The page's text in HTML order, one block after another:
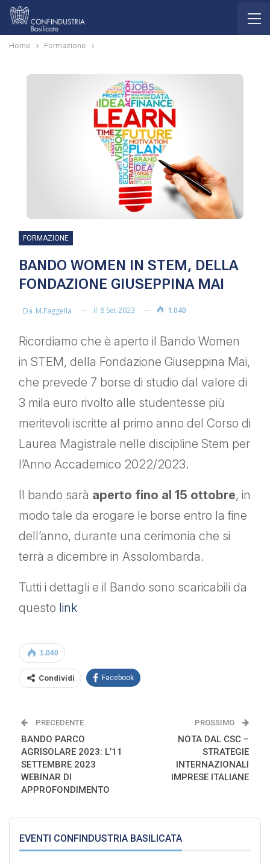
Home Formazione
FORMAZIONE
BANDO WOMEN IN STEM, DELLA
FONDAZIONE GIUSEPPINA MAI
Da M.faggella il 8 Set 2023 1.040
Ricordiamo che è aperto il Bando Women
in STEM, della Fondazione Giuseppina Mai,
che prevede 7 borse di studio dal valore di
3 mila euro rivolto alle studentesse più
meritevoli iscritte al primo anno del Corso di
Laurea Magistrale nelle discipline Stem per
l’Anno Accademico 2022/2023.
Il bando sarà aperto fino al 15 ottobre, in
modo tale da erogare le borse entro la fine
dell’anno, durante una cerimonia che si
terrà a dicembre in Assolombarda.
Tutti i dettagli e il Bando sono scaricabili da
questo link
1.040
Condividi Facebook
PRECEDENTE
BANDO PARCO
AGRISOLARE 2023: L’11
SETTEMBRE 2023
WEBINAR DI
APPROFONDIMENTO
PROSSIMO
NOTA DAL CSC –
STRATEGIE
INTERNAZIONALI
IMPRESE ITALIANE
EVENTI CONFINDUSTRIA BASILICATA